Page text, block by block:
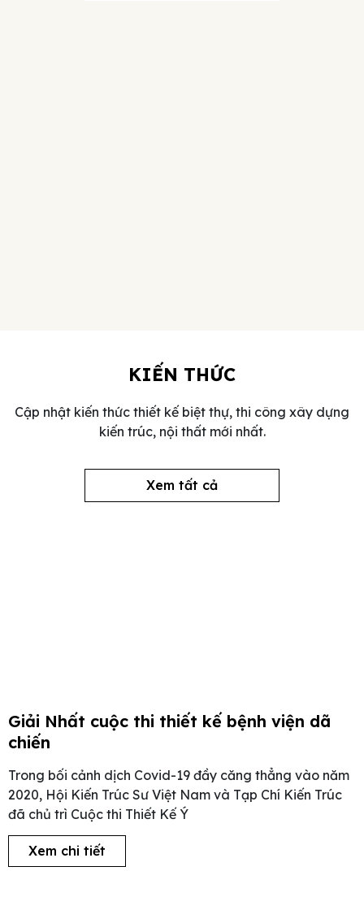
KIẾN THỨC
Cập nhật kiến thức thiết kế biệt thự, thi công xây dựng
kiến trúc, nội thất mới nhất.
Xem tất cả
Giải Nhất cuộc thi thiết kế bệnh viện dã
chiến
Trong bối cảnh dịch Covid-19 đầy căng thẳng vào năm
2020, Hội Kiến Trúc Sư Việt Nam và Tạp Chí Kiến Trúc
đã chủ trì Cuộc thi Thiết Kế Ý
Xem chi tiết